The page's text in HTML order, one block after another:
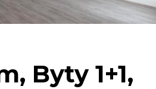
Byty 1+1,